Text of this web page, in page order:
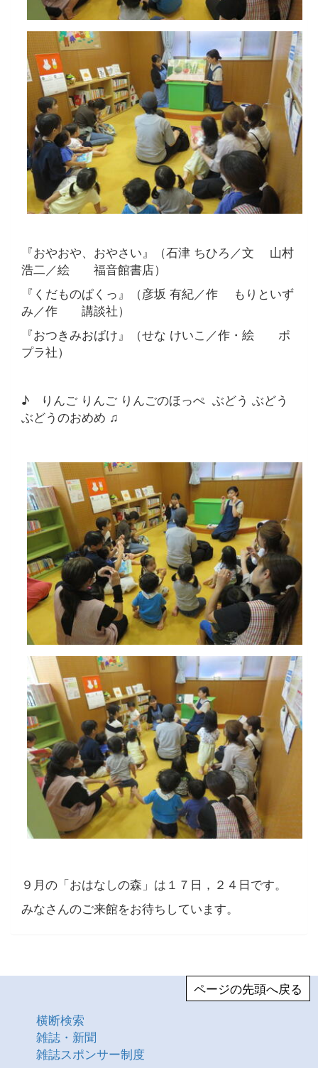
『おやおや、おやさい』（石津 ちひろ／文 山村
浩二／絵 福音館書店）
『くだものぱくっ』（彦坂 有紀／作 もりといず
み／作 講談社）
『おつきみおばけ』（せな けいこ／作・絵 ポ
プラ社）
♪ りんご りんご りんごのほっぺ ぶどう ぶどう
ぶどうのおめめ ♫
９月の「おはなしの森」は１７日，２４日です。
みなさんのご来館をお待ちしています。
ページの先頭へ戻る
横断検索
雑誌・新聞
雑誌スポンサー制度